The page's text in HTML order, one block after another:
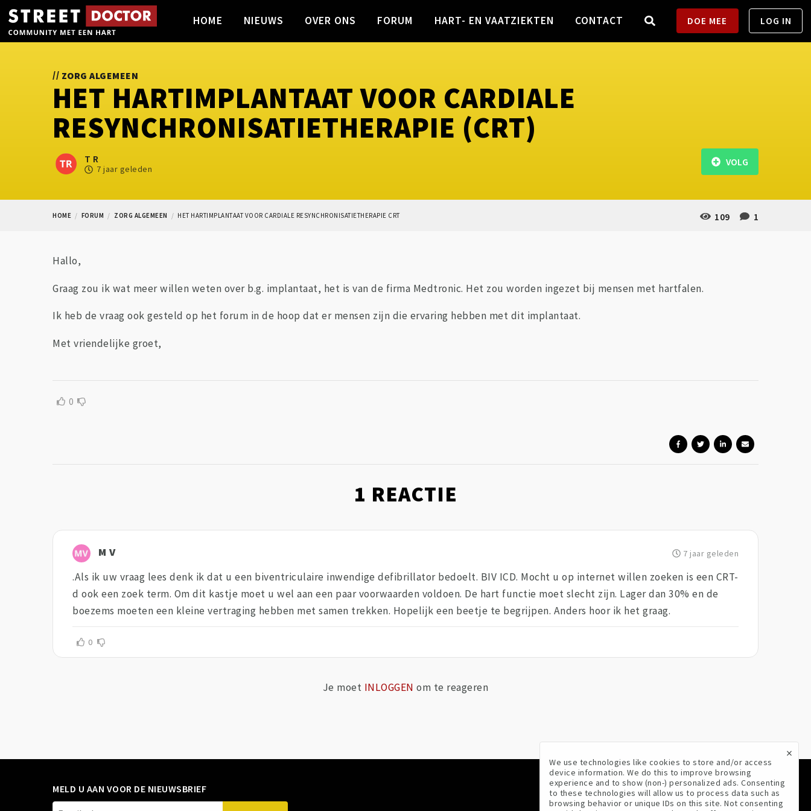
HOME NIEUWS OVER ONS FORUM HART- EN VAATZIEKTEN CONTACT DOE MEE LOG IN
// ZORG ALGEMEEN
HET HARTIMPLANTAAT VOOR CARDIALE
RESYNCHRONISATIETHERAPIE (CRT)
T R
7 jaar geleden
109 1
VOLG
HOME FORUM ZORG ALGEMEEN HET HARTIMPLANTAAT VOOR CARDIALE RESYNCHRONISATIETHERAPIE CRT
Hallo,
Graag zou ik wat meer willen weten over b.g. implantaat, het is van de firma Medtronic. Het zou worden ingezet bij mensen met hartfalen.
Ik heb de vraag ook gesteld op het forum in de hoop dat er mensen zijn die ervaring hebben met dit implantaat.
Met vriendelijke groet,
0
1 REACTIE
M V 7 jaar geleden
.Als ik uw vraag lees denk ik dat u een biventriculaire inwendige defibrillator bedoelt. BIV ICD. Mocht u op internet willen zoeken is een CRT-
d ook een zoek term. Om dit kastje moet u wel aan een paar voorwaarden voldoen. De hart functie moet slecht zijn. Lager dan 30% en de
boezems moeten een kleine vertraging hebben met samen trekken. Hopelijk een beetje te begrijpen. Anders hoor ik het graag.
0
Je moet INLOGGEN om te reageren
MELD U AAN VOOR DE NIEUWSBRIEF VOLG ONS
×
We use technologies like cookies to store and/or access
device information. We do this to improve browsing
experience and to show (non-) personalized ads. Consenting
to these technologies will allow us to process data such as
browsing behavior or unique IDs on this site. Not consenting